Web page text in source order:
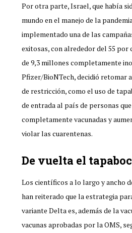
Por otra parte, Israel, que había
mundo en el manejo de la
implementado una de las
exitosas, con alrededor del 55 por
de 9,3 millones completamente
Pfizer/BioNTech, decidió retomar
de restricción, como el uso de
de entrada al país de personas
completamente vacunadas y
violar las cuarentenas.
De vuelta el
Los científicos a lo largo y ancho
han reiterado que la estrategia
variante Delta es, además de la
vacunas aprobadas por la OMS,